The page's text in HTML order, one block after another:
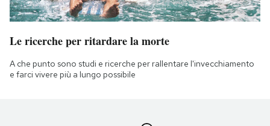
Le ricerche per ritardare la morte
A che punto sono studi e ricerche per rallentare l'invecchiamento
e farci vivere più a lungo possibile